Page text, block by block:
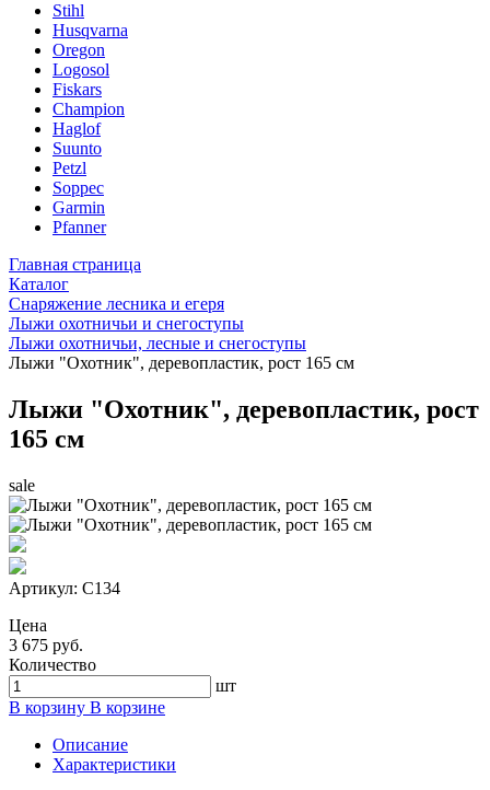
Stihl
Husqvarna
Oregon
Logosol
Fiskars
Champion
Haglof
Suunto
Petzl
Soppec
Garmin
Pfanner
Главная страница
Каталог
Снаряжение лесника и егеря
Лыжи охотничьи и снегоступы
Лыжи охотничьи, лесные и снегоступы
Лыжи "Охотник", деревопластик, рост 165 см
Лыжи "Охотник", деревопластик, рост
165 см
sale
Артикул: С134
Цена
3 675 руб.
Количество
шт
В корзину В корзине
Описание
Характеристики